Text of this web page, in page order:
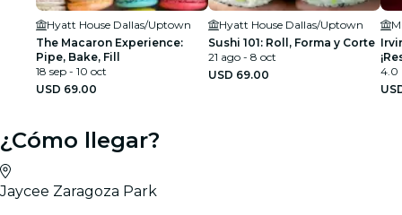
Hyatt House Dallas/Uptown
The Macaron Experience:
Pipe, Bake, Fill
18 sep - 10 oct
USD 69.00
Hyatt House Dallas/Uptown
Sushi 101: Roll, Forma y Corte
21 ago - 8 oct
USD 69.00
4.0
¿Cómo llegar?
Jaycee Zaragoza Park